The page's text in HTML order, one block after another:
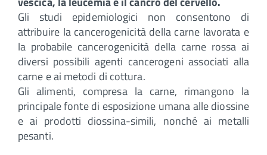
Gli studi epidemiologici non consentono di
attribuire la cancerogenicità della carne lavorata e
la probabile cancerogenicità della carne rossa ai
diversi possibili agenti cancerogeni associati alla
carne e ai metodi di cottura.
Gli alimenti, compresa la carne, rimangono la
principale fonte di esposizione umana alle diossine
e ai prodotti diossina-simili, nonché ai metalli
pesanti.